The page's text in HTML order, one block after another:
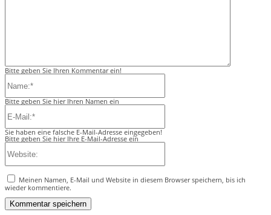
Bitte geben Sie Ihren Kommentar ein!
Name:*
Bitte geben Sie hier Ihren Namen ein
E-
Sie haben eine falsche E-Mail-Adresse eingegeben!
Bitte geben Sie hier Ihre E-Mail-Adresse ein
Website:
Meinen Namen, E-Mail und Website in diesem Browser speichern, bis ich
wieder kommentiere.